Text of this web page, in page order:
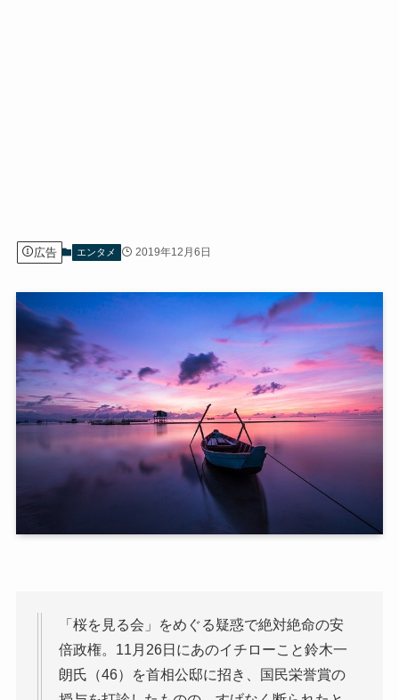
広告 エンタメ 2019年12月6日
「桜を見る会」をめぐる疑惑で絶対絶命の安
倍政権。11月26日にあのイチローこと鈴木一
朗氏（46）を首相公邸に招き、国民栄誉賞の